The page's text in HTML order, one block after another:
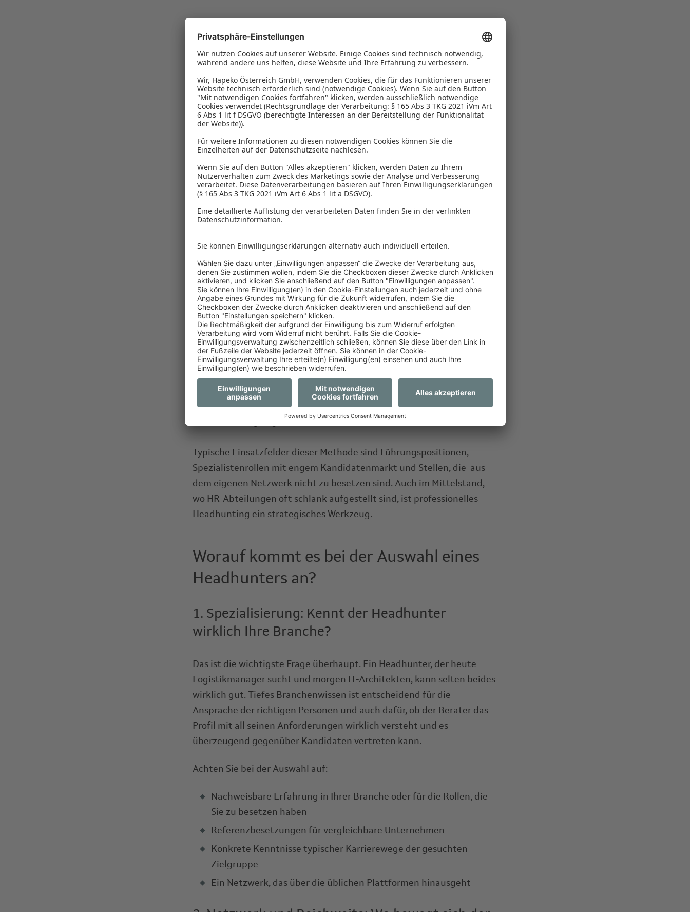
Positionen liefert ein Exklusivmandat häufig die bessere Qualität und
mehr Verbindlichkeit.
Cultural Fit entscheidet mit:Fachliche Qualifikation allein reicht nicht
aus. Langfristig erfolgreiche Besetzungen entstehen erst durch die
passende Kombination aus Kompetenz, Persönlichkeit und
Unternehmenskultur.
Was macht Headhunting eigentlich aus?
Headhunting ist nicht dasselbe wie klassisches Recruiting. Während
ein Recruiter in der Regel Stellenanzeigen schaltet, geht ein
nicht auf Jobsuche sind. Dieses Vorgehen nennt sich Direktansprache.
Die Methode hat Vorteile, und zwar:
Zugang zu Kandidaten, die passiv am Markt sind und nie auf eine
Stellenanzeige reagieren würden
Höhere Treffsicherheit bei spezifischen Anforderungsprofilen
Diskretion - besonders relevant, wenn eine Position vertraulich
besetzt werden soll
Zeitersparnis für das Unternehmen, das den Suchprozess
Typische Einsatzfelder dieser Methode sind Führungspositionen,
Spezialistenrollen mit engem Kandidatenmarkt und Stellen, die aus
dem eigenen Netzwerk nicht zu besetzen sind. Auch im Mittelstand,
wo HR-Abteilungen oft schlank aufgestellt sind, ist professionelles
Headhunting ein strategisches Werkzeug.
Worauf kommt es bei der Auswahl eines
Headhunters an?
1. Spezialisierung: Kennt der Headhunter
wirklich Ihre Branche?
Das ist die wichtigste Frage überhaupt. Ein Headhunter, der heute
Logistikmanager sucht und morgen IT-Architekten, kann selten beides
wirklich gut. Tiefes Branchenwissen ist entscheidend für die
Ansprache der richtigen Personen und auch dafür, ob der Berater das
Profil mit all seinen Anforderungen wirklich versteht und es
überzeugend gegenüber Kandidaten vertreten kann.
Achten Sie bei der Auswahl auf:
Nachweisbare Erfahrung in Ihrer Branche oder für die Rollen, die
Sie zu besetzen haben
Referenzbesetzungen für vergleichbare Unternehmen
Konkrete Kenntnisse typischer Karrierewege der gesuchten
Zielgruppe
Ein Netzwerk, das über die üblichen Plattformen hinausgeht